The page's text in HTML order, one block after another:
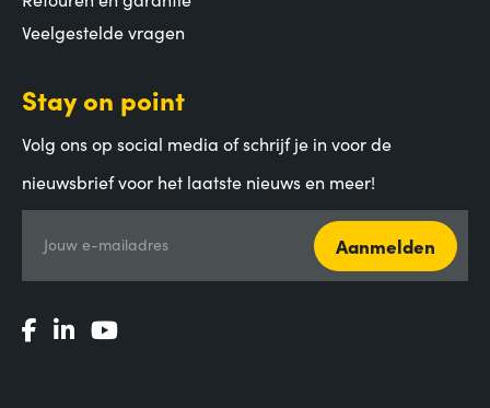
Veelgestelde vragen
Stay on point
Volg ons op social media of schrijf je in voor de
nieuwsbrief voor het laatste nieuws en meer!
Jouw e-mailadres Aanmelden